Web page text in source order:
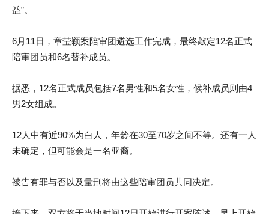
益”。
6月11日，章莹颖案陪审团遴选工作完成，最终敲定12名正式
陪审团员和6名替补成员。
据悉，12名正式成员包括7名男性和5名女性，候补成员则由4
男2女组成。
12人中有近90%为白人，年龄在30至70岁之间不等。还有一人
未确定，但可能会是一名亚裔。
被告有罪与否以及量刑将由这些陪审团员共同决定。